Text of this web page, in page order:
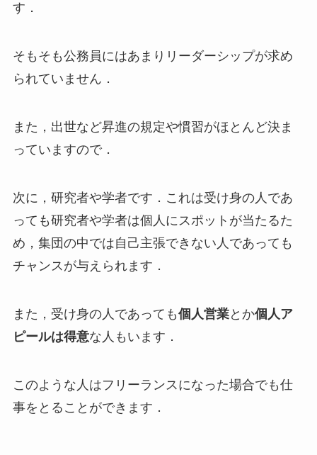
す．
そもそも公務員にはあまりリーダーシップが求め
られていません．
また，出世など昇進の規定や慣習がほとんど決ま
っていますので．
次に，研究者や学者です．これは受け身の人であ
っても研究者や学者は個人にスポットが当たるた
め，集団の中では自己主張できない人であっても
チャンスが与えられます．
また，受け身の人であっても個人営業とか個人ア
ピールは得意な人もいます．
このような人はフリーランスになった場合でも仕
事をとることができます．